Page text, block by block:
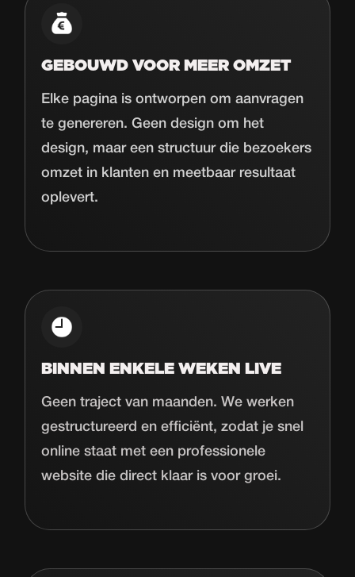
GEBOUWD VOOR MEER OMZET
Elke pagina is ontworpen om aanvragen
te genereren. Geen design om het
design, maar een structuur die bezoekers
omzet in klanten en meetbaar resultaat
oplevert.
BINNEN ENKELE WEKEN LIVE
Geen traject van maanden. We werken
gestructureerd en efficiënt, zodat je snel
online staat met een professionele
website die direct klaar is voor groei.